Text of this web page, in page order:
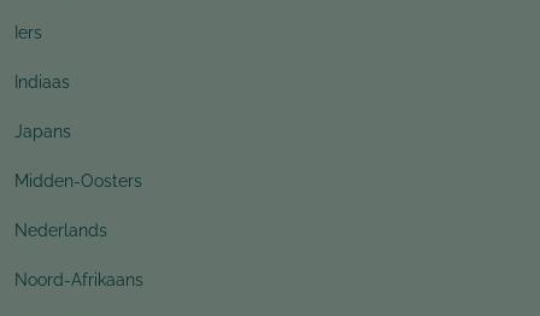
Iers
Indiaas
Japans
Midden-Oosters
Nederlands
Noord-Afrikaans